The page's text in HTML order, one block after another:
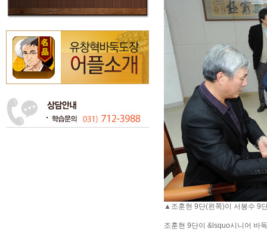
▲조훈현 9단(왼쪽)이 서봉수 9
조훈현 9단이 &lsquo시니어 바